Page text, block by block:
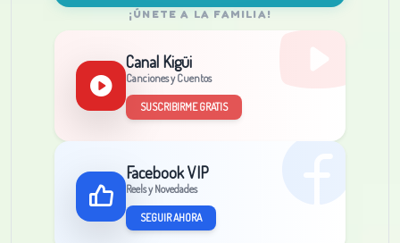
¡ÚNETE A LA FAMILIA!
Canal Kigüi
Canciones y Cuentos
SUSCRIBIRME GRATIS
Facebook VIP
Reels y Novedades
SEGUIR AHORA